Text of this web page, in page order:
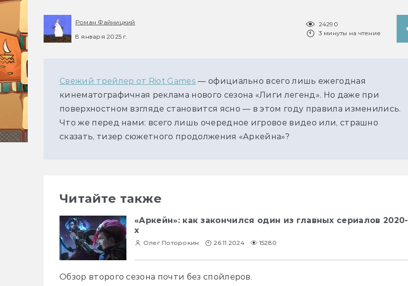
Роман Файницкий
8 января 2025 г.
24290
3 минуты на чтение
Свежий трейлер от Riot Games — официально всего лишь ежегодная
кинематографичная реклама нового сезона «Лиги легенд». Но даже при
поверхностном взгляде становится ясно — в этом году правила изменились.
Что же перед нами: всего лишь очередное игровое видео или, страшно
сказать, тизер сюжетного продолжения «Аркейна»?
Читайте также
«Аркейн»: как закончился один из главных сериалов 2020-
х
Олег Поторокин 26.11.2024 15280
Обзор второго сезона почти без спойлеров.